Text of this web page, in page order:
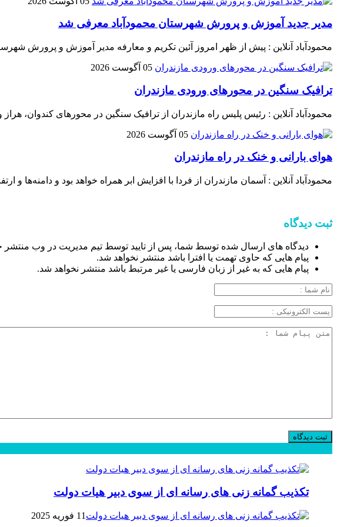
مدیر جدید آموزش و پرورش شهرستان محمودآباد معرفی شد
محمودآباد آنلاین : پیش از ظهر امروز آئین تکریم و معارفه مدیر آموزش و پرورش
05 آگوست 2026
ترافیک سنگین در محور‌های ورودی مازندران
محمودآباد آنلاین : رئیس پلیس راه مازندران از ترافیک سنگین در محور‌های کندوان، هراز
05 آگوست 2026
هوای بارانی و خنک در راه مازندران
محمودآباد آنلاین : آسمان مازندران از فردا با افزایش ابر همراه خواهد بود و دامنه‌ها
ثبت دیدگاه
دیدگاه های ارسال شده توسط شما، پس از تایید توسط تیم مدیریت در وب منتشر
پیام هایی که حاوی تهمت یا افترا باشد منتشر نخواهد شد.
پیام هایی که به غیر از زبان فارسی یا غیر مرتبط باشد منتشر نخواهد شد.
تکذیب گمانه زنی های رسانه ای از سوی دبیر هیات دولت
11 فوریه 2025